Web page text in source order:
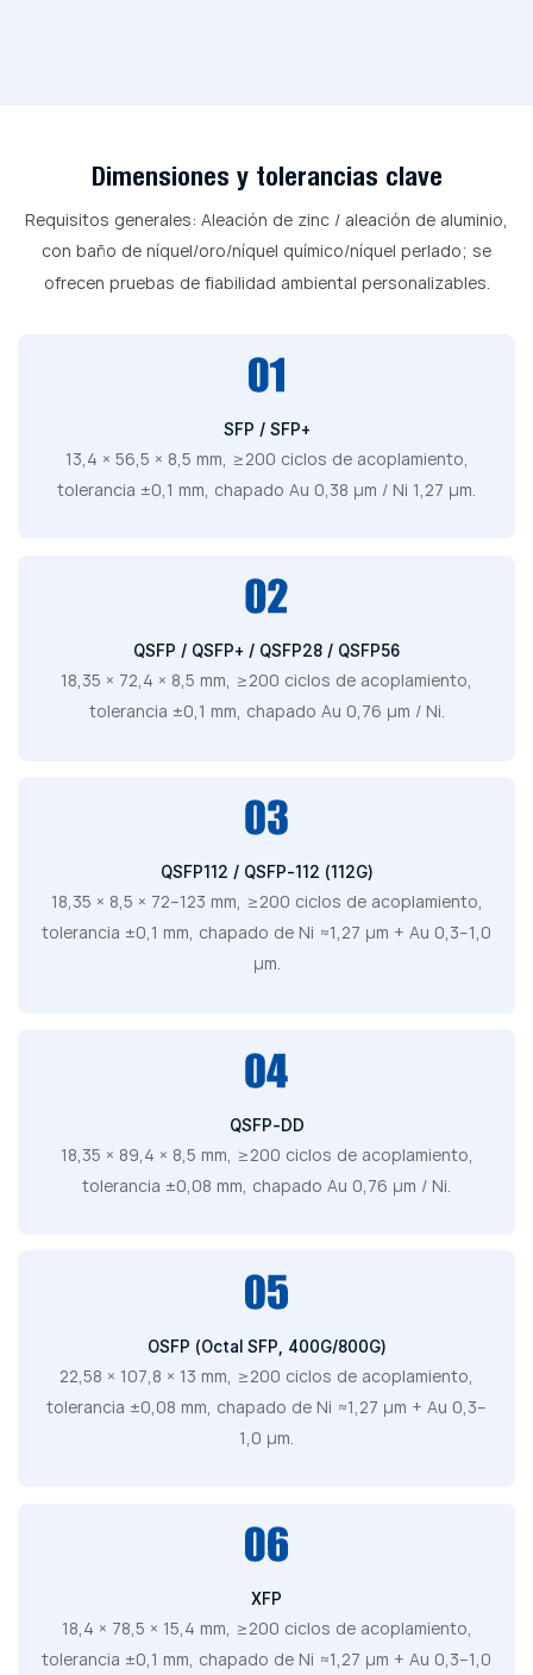
Dimensiones y tolerancias clave
Requisitos generales: Aleación de zinc / aleación de aluminio,
con baño de níquel/oro/níquel químico/níquel perlado; se
ofrecen pruebas de fiabilidad ambiental personalizables.
SFP / SFP+
13,4 × 56,5 × 8,5 mm, ≥200 ciclos de acoplamiento,
tolerancia ±0,1 mm, chapado Au 0,38 μm / Ni 1,27 μm.
QSFP / QSFP+ / QSFP28 / QSFP56
18,35 × 72,4 × 8,5 mm, ≥200 ciclos de acoplamiento,
tolerancia ±0,1 mm, chapado Au 0,76 μm / Ni.
QSFP112 / QSFP-112 (112G)
18,35 × 8,5 × 72–123 mm, ≥200 ciclos de acoplamiento,
tolerancia ±0,1 mm, chapado de Ni ≈1,27 μm + Au 0,3–1,0
μm.
QSFP-DD
18,35 × 89,4 × 8,5 mm, ≥200 ciclos de acoplamiento,
tolerancia ±0,08 mm, chapado Au 0,76 μm / Ni.
OSFP (Octal SFP, 400G/800G)
22,58 × 107,8 × 13 mm, ≥200 ciclos de acoplamiento,
tolerancia ±0,08 mm, chapado de Ni ≈1,27 μm + Au 0,3–
1,0 μm.
XFP
18,4 × 78,5 × 15,4 mm, ≥200 ciclos de acoplamiento,
tolerancia ±0,1 mm, chapado de Ni ≈1,27 μm + Au 0,3–1,0